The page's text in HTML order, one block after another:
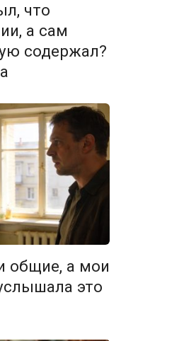
что
а сам
содержал?
общие, а мои
это